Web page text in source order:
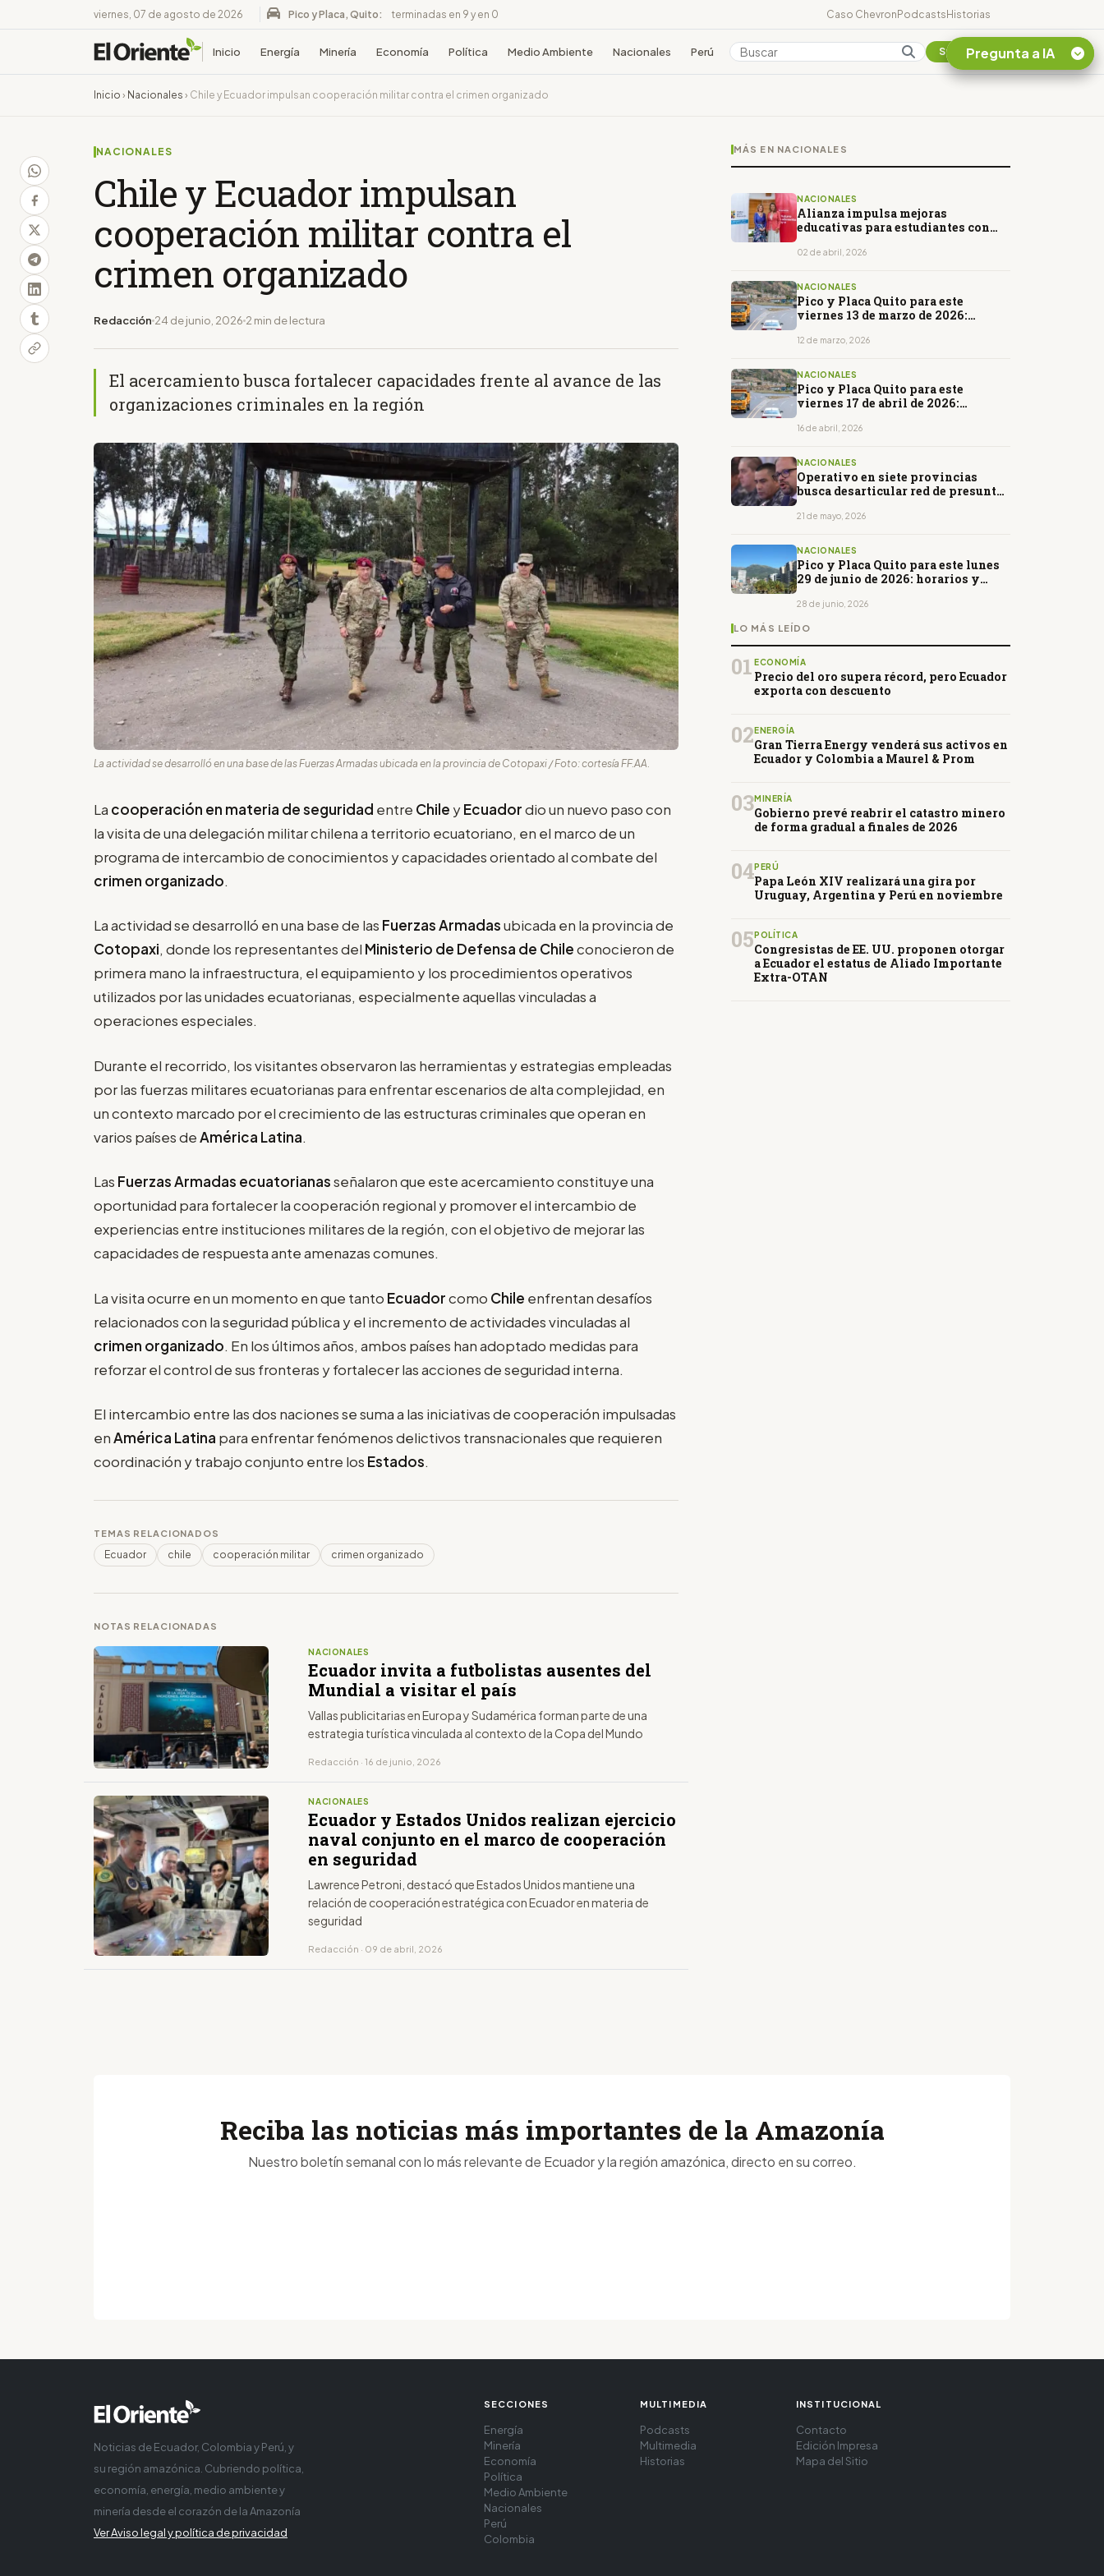
viernes, 07 de agosto de 2026 Pico y Placa, Quito: terminadas en 9 y en 0 Caso ChevronPodcastsHistorias
Inicio Energía Minería Economía Política Medio Ambiente Nacionales Perú Colombia Suscribirse
Inicio › Nacionales › Chile y Ecuador impulsan cooperación militar contra el crimen organizado
NACIONALES
Chile y Ecuador impulsan
cooperación militar contra el
crimen organizado
Redacción 24 de junio, 2026 2 min de lectura
El acercamiento busca fortalecer capacidades frente al avance de las
organizaciones criminales en la región
La actividad se desarrolló en una base de las Fuerzas Armadas ubicada en la provincia de Cotopaxi / Foto: cortesía FF.AA.
La cooperación en materia de seguridad entre Chile yEcuadordio un nuevo paso con
la visita de una delegación militar chilena a territorio ecuatoriano, en el marco de un
programa de intercambio de conocimientos y capacidades orientado al combate del
crimen organizado.
La actividad se desarrolló en una base de las Fuerzas Armadasubicada en la provincia de
Cotopaxi, donde los representantes del Ministerio de Defensa de Chileconocieron de
primera mano la infraestructura, el equipamiento y los procedimientos operativos
utilizados por las unidades ecuatorianas, especialmente aquellas vinculadas a
operaciones especiales.
Durante el recorrido, los visitantes observaron las herramientas y estrategias empleadas
por las fuerzas militares ecuatorianas para enfrentar escenarios de alta complejidad, en
un contexto marcado por el crecimiento de las estructuras criminales que operan en
varios países deAmérica Latina.
Las Fuerzas Armadas ecuatorianasseñalaron que este acercamiento constituye una
oportunidad para fortalecer la cooperación regional y promover el intercambio de
experiencias entre instituciones militares de la región, con el objetivo de mejorar las
capacidades de respuesta ante amenazas comunes.
La visita ocurre en un momento en que tanto Ecuadorcomo Chile enfrentan desafíos
relacionados con la seguridad pública y el incremento de actividades vinculadas al
crimen organizado. En los últimos años, ambos países han adoptado medidas para
reforzar el control de sus fronteras y fortalecer las acciones de seguridad interna.
El intercambio entre las dos naciones se suma a las iniciativas de cooperación impulsadas
enAmérica Latina para enfrentar fenómenos delictivos transnacionales que requieren
coordinación y trabajo conjunto entre los Estados.
TEMAS RELACIONADOS
Ecuador chile cooperación militar crimen organizado
NOTAS RELACIONADAS
NACIONALES
Ecuador invita a futbolistas ausentes del
Mundial a visitar el país
Vallas publicitarias en Europa y Sudamérica forman parte de una
estrategia turística vinculada al contexto de la Copa del Mundo
Redacción · 16 de junio, 2026
NACIONALES
Ecuador y Estados Unidos realizan ejercicio
naval conjunto en el marco de cooperación
en seguridad
Lawrence Petroni, destacó que Estados Unidos mantiene una
relación de cooperación estratégica con Ecuador en materia de
seguridad
Redacción · 09 de abril, 2026
MÁS EN NACIONALES
NACIONALES
Alianza impulsa mejoras
educativas para estudiantes con
02 de abril, 2026
NACIONALES
Pico y Placa Quito para este
viernes 13 de marzo de 2026:
12 de marzo, 2026
NACIONALES
Pico y Placa Quito para este
viernes 17 de abril de 2026:
16 de abril, 2026
NACIONALES
Operativo en siete provincias
busca desarticular red de presunto
21 de mayo, 2026
NACIONALES
Pico y Placa Quito para este lunes
29 de junio de 2026: horarios y
28 de junio, 2026
LO MÁS LEÍDO
01 ECONOMÍA
Precio del oro supera récord, pero Ecuador
exporta con descuento
02 ENERGÍA
Gran Tierra Energy venderá sus activos en
Ecuador y Colombia a Maurel & Prom
03MINERÍA
Gobierno prevé reabrir el catastro minero
de forma gradual a finales de 2026
04PERÚ
Papa León XIV realizará una gira por
Uruguay, Argentina y Perú en noviembre
05 POLÍTICA
Congresistas de EE. UU. proponen otorgar
a Ecuador el estatus de Aliado Importante
Extra-OTAN
Pregunta a IA
¿En que consiste la
Reciba las noticias más importantes de la Amazonía
Nuestro boletín semanal con lo más relevante de Ecuador y la región amazónica, directo en su correo.
Noticias de Ecuador, Colombia y Perú, y
su región amazónica. Cubriendo política,
economía, energía, medio ambiente y
minería desde el corazón de la Amazonía
Ver Aviso legal y política de privacidad
SECCIONES
Energía
Minería
Economía
Política
Medio Ambiente
Nacionales
Perú
Colombia
MULTIMEDIA
Podcasts
Multimedia
Historias
INSTITUCIONAL
Contacto
Edición Impresa
Mapa del Sitio